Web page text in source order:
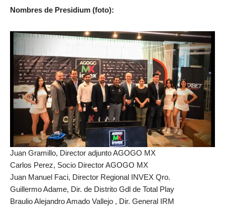
Nombres de Presidium (foto):
Juan Gramillo, Director adjunto AGOGO MX
Carlos Perez, Socio Director AGOGO MX
Juan Manuel Faci, Director Regional INVEX Qro.
Guillermo Adame, Dir. de Distrito Gdl de Total Play
Braulio Alejandro Amado Vallejo , Dir. General IRM